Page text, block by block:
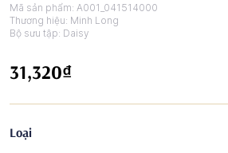
Mã sản phẩm: A001_041514000
Thương hiệu: Minh Long
Bộ sưu tập: Daisy
31,320₫
Loại